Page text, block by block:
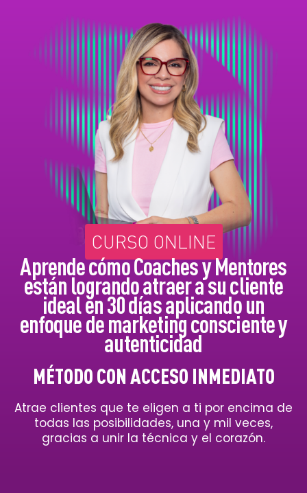
CURSO ONLINE
Aprende cómo Coaches y Mentores
están logrando atraer a su cliente
ideal en 30 días aplicando un
enfoque de marketing consciente y
autenticidad
MÉTODO CON ACCESO INMEDIATO
Atrae clientes que te eligen a ti por encima de
todas las posibilidades, una y mil veces,
gracias a unir la técnica y el corazón.